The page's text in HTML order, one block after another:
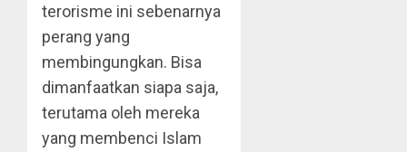
terorisme ini sebenarnya
perang yang
membingungkan. Bisa
dimanfaatkan siapa saja,
terutama oleh mereka
yang membenci Islam